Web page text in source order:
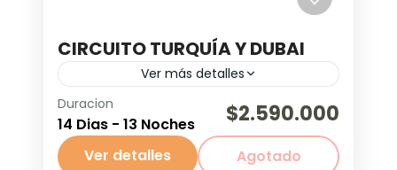
CIRCUITO TURQUÍA Y DUBAI
Ver más detalles
Viaje Familiar
¡Descubre el encanto del Medio
Oriente con nuestro paquete Turquía
Duracion
14 Dias - 13 Noches $2.590.000
Ver detalles Agotado